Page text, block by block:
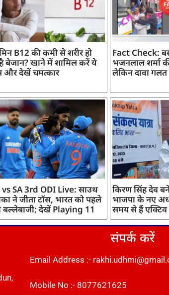
B12 की कमी से शरीर हो
बेजान? खाने में शामिल करें ये
और देखें चमत्कार
Fact Check:
भजनलाल शर्मा
लेकिन दावा गलत
SA 3rd ODI Live: साउथ
ने जीता टॉस, भारत को पहले
बल्लेबाजी; देखें Playing 11
किरण सिंह देव
भाजपा के नए
समय से हैं एक्टिव
संपर्क करें
Email Address :-
Mobile No :- 8077621625